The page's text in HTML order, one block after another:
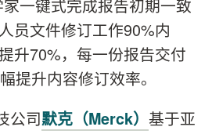
一键式完成报告初期一致
员文件修订工作90%内
升70%，每一份报告交付
提升内容修订效率。
公司默克（Merck） 基于亚